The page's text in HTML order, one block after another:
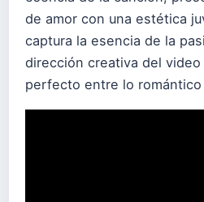
de amor con una estética
captura la esencia de la
dirección creativa del
perfecto entre lo romántico